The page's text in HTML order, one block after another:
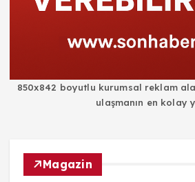
850x842 boyutlu kurumsal reklam
ulaşmanın en kolay
Magazin